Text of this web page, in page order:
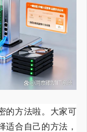
的方法啦。大家可
适合自己的方法，